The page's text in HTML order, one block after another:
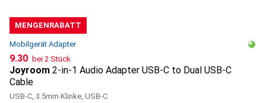
MENGENRABATT
Mobilgerät Adapter
CHF
9.30 bei 2 Stück
Joyroom 2-in-1 Audio Adapter USB-C to Dual USB-C
Cable
USB-C, 3.5mm Klinke, USB-C